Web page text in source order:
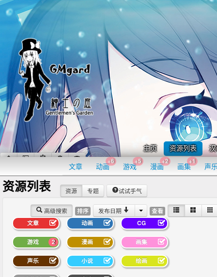
主页 资源列表
文章 动画
+6
游戏
+5
漫画
+2
画集
+1
声
资源列表
高级搜索 排序 发布日期 查看
资源 专题 试试手气
文章 动画 CG
2
游戏 漫画 画集
声乐 小说 绘画